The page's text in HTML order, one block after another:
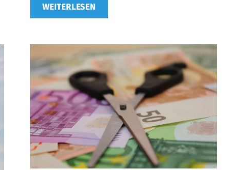
WEITERLESEN